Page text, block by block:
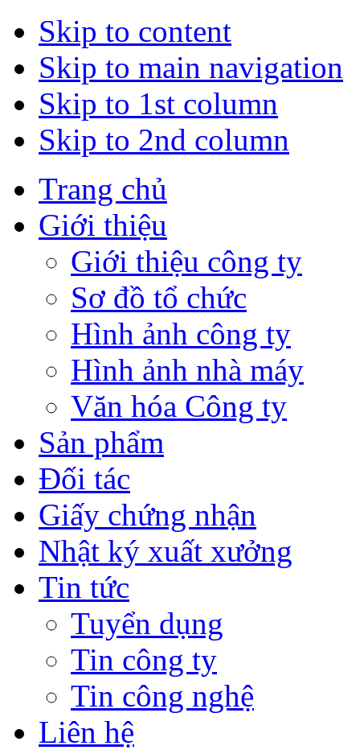
Skip to content
Skip to main navigation
Skip to 1st column
Skip to 2nd column
Trang chủ
Giới thiệu
Giới thiệu công ty
Sơ đồ tổ chức
Hình ảnh công ty
Hình ảnh nhà máy
Văn hóa Công ty
Sản phẩm
Đối tác
Giấy chứng nhận
Nhật ký xuất xưởng
Tin tức
Tuyển dụng
Tin công ty
Tin công nghệ
Liên hệ